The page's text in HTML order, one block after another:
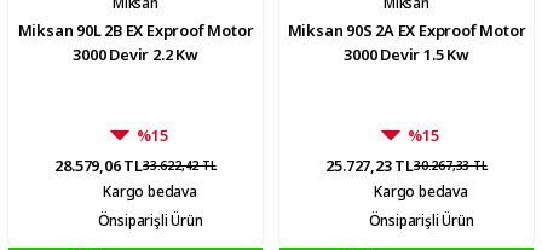
Miksan 90L 2B EX Exproof Motor
3000 Devir 2.2 Kw
%15
28.579,06 TL33.622,42 TL
Kargo bedava
Önsiparişli Ürün
Miksan 90S 2A EX Exproof Motor
3000 Devir 1.5 Kw
%15
25.727,23 TL30.267,33 TL
Kargo bedava
Önsiparişli Ürün